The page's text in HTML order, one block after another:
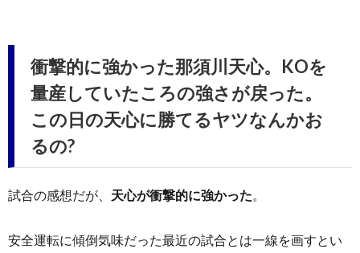
衝撃的に強かった那須川天心。KOを
量産していたころの強さが戻った。
この日の天心に勝てるヤツなんかお
るの?
試合の感想だが、 天心が衝撃的に強かった
安全運転に傾倒気味だった最近の試合とは一線を画すとい